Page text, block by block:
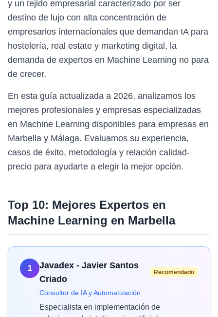
y un tejido empresarial caracterizado por ser
destino de lujo con alta concentración de
empresarios internacionales que demandan IA para
hostelería, real estate y marketing digital, la
demanda de expertos en Machine Learning no para
de crecer.
En esta guía actualizada a 2026, analizamos los
mejores profesionales y empresas especializadas
en Machine Learning disponibles para empresas en
Marbella y Málaga. Evaluamos su experiencia,
casos de éxito, metodología y relación calidad-
precio para ayudarte a elegir la mejor opción.
Top 10: Mejores Expertos en
Machine Learning en Marbella
1
Javadex - Javier Santos
Criado
Recomendado
Consultor de IA y Automatización
Especialista en implementación de